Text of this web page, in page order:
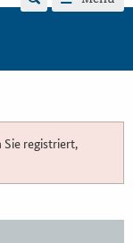
registriert,